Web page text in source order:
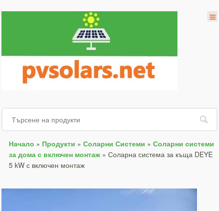
Начало » Продукти » Соларни Системи » Соларни системи
за дома с включен монтаж» Соларна система за къща DEYE
5 kW с включен монтаж